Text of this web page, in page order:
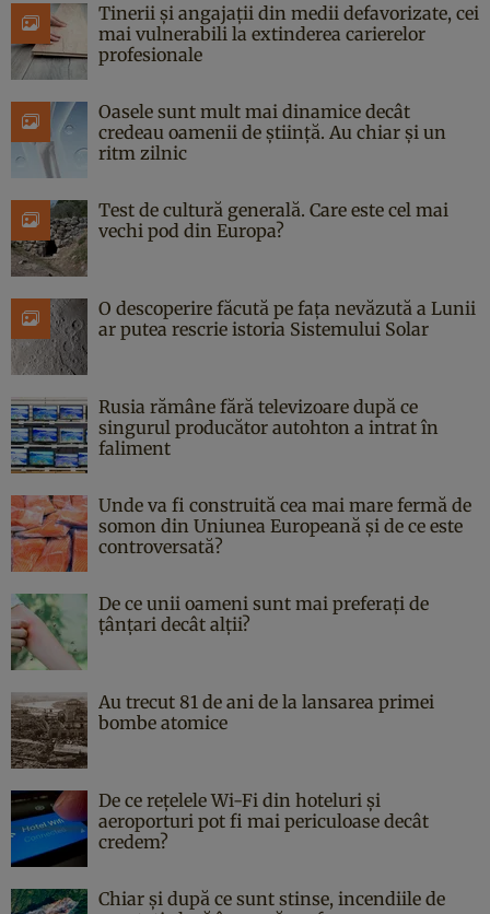
Tinerii și angajații din medii defavorizate, cei
mai vulnerabili la extinderea carierelor
profesionale
Oasele sunt mult mai dinamice decât
credeau oamenii de știință. Au chiar și un
ritm zilnic
Test de cultură generală. Care este cel mai
vechi pod din Europa?
O descoperire făcută pe fața nevăzută a Lunii
ar putea rescrie istoria Sistemului Solar
Rusia rămâne fără televizoare după ce
singurul producător autohton a intrat în
faliment
Unde va fi construită cea mai mare fermă de
somon din Uniunea Europeană și de ce este
controversată?
De ce unii oameni sunt mai preferați de
țânțari decât alții?
Au trecut 81 de ani de la lansarea primei
bombe atomice
De ce rețelele Wi-Fi din hoteluri și
aeroporturi pot fi mai periculoase decât
credem?
Chiar și după ce sunt stinse, incendiile de